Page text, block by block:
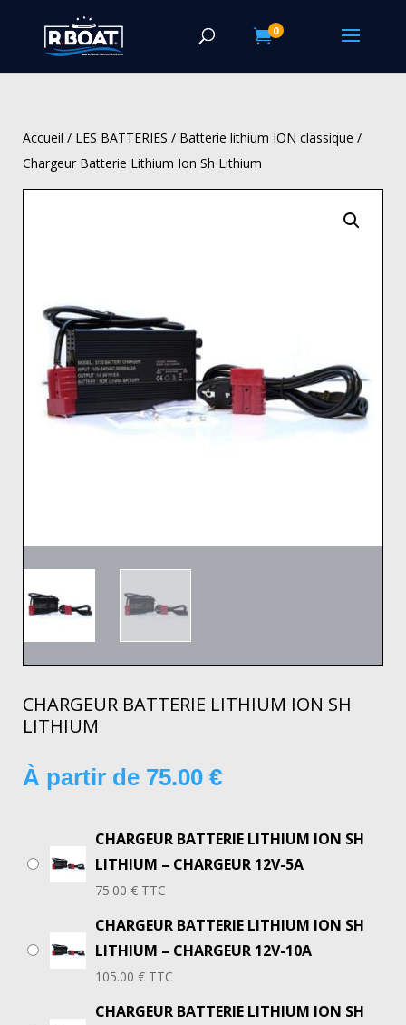
0
Accueil / LES BATTERIES / Batterie lithium ION classique /
Chargeur Batterie Lithium Ion Sh Lithium
CHARGEUR BATTERIE LITHIUM ION SH
LITHIUM
À partir de 75.00 €
CHARGEUR BATTERIE LITHIUM ION SH
LITHIUM – CHARGEUR 12V-5A
75.00 € TTC
CHARGEUR BATTERIE LITHIUM ION SH
LITHIUM – CHARGEUR 12V-10A
105.00 € TTC
CHARGEUR BATTERIE LITHIUM ION SH